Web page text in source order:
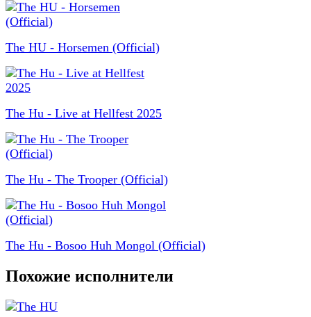
The HU - Horsemen (Official)
The Hu - Live at Hellfest 2025
The Hu - The Trooper (Official)
The Hu - Bosoo Huh Mongol (Official)
Похожие исполнители